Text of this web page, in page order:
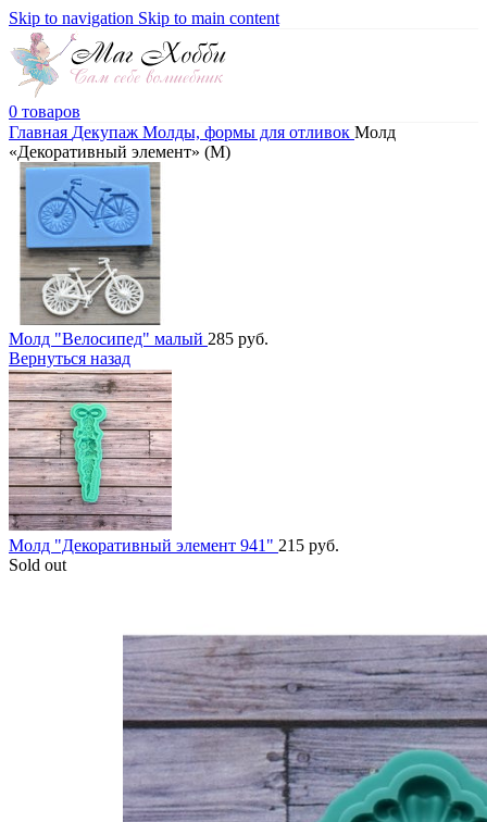
Skip to navigation Skip to main content
0 товаров
Главная Декупаж Молды, формы для отливок Молд
«Декоративный элемент» (M)
Молд "Велосипед" малый 285 руб.
Вернуться назад
Молд "Декоративный элемент 941" 215 руб.
Sold out